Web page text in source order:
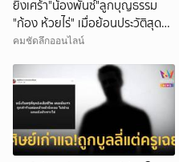
ยิ่งเศร้า"น้องพั้นซ์"ลูกบุญธรรม
"ก้อง ห้วยไร่" เมื่อย้อนประวัติสุดน่า
สงสาร
คมชัดลึกออนไลน์